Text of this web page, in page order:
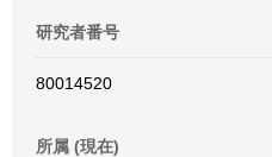
研究者番号
80014520
所属 (現在)